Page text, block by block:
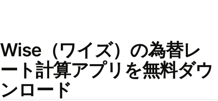
Wise（ワイズ）の為替レ
ート計算アプリを無料ダウ
ンロード